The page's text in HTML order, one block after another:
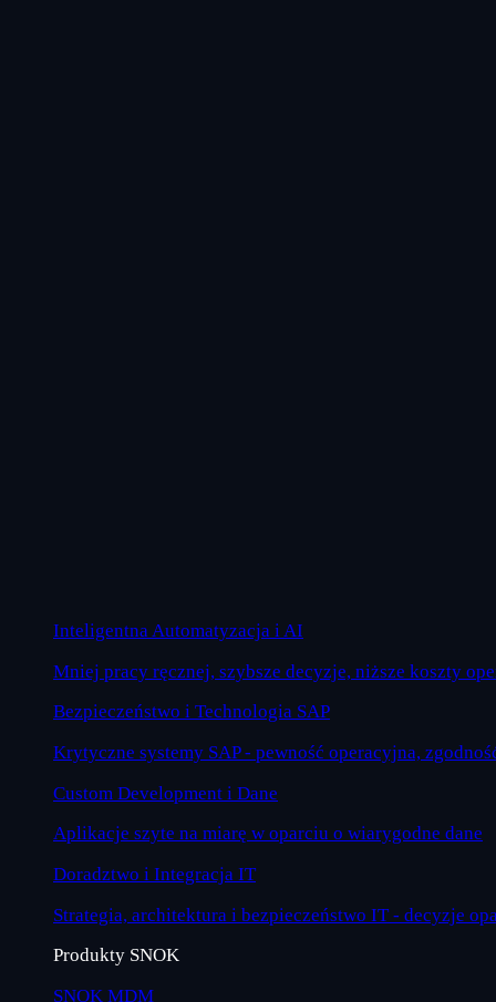
Inteligentna Automatyzacja i AI
Mniej pracy ręcznej, szybsze decyzje, niższe koszty
Bezpieczeństwo i Technologia SAP
Krytyczne systemy SAP - pewność operacyjna,
Custom Development i Dane
Aplikacje szyte na miarę w oparciu o wiarygodne dane
Doradztwo i Integracja IT
Strategia, architektura i bezpieczeństwo IT - decyzje
Produkty SNOK
SNOK MDM